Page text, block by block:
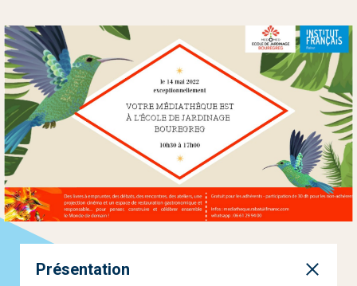
Présentation